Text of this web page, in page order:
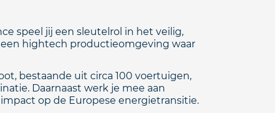
speel jij een sleutelrol in het veilig,
hightech productieomgeving waar
bestaande uit circa 100 voertuigen,
Daarnaast werk je mee aan
op de Europese energietransitie.